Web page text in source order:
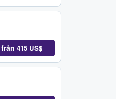
från 415 US$